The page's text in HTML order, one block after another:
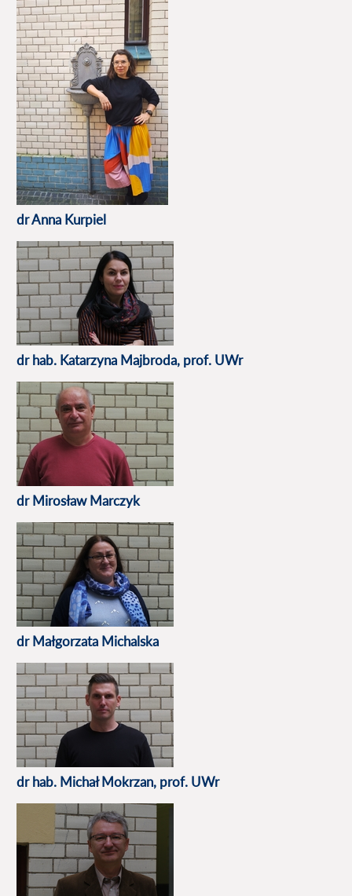
dr Anna Kurpiel
dr hab. Katarzyna Majbroda, prof. UWr
dr Mirosław Marczyk
dr Małgorzata Michalska
dr hab. Michał Mokrzan, prof. UWr